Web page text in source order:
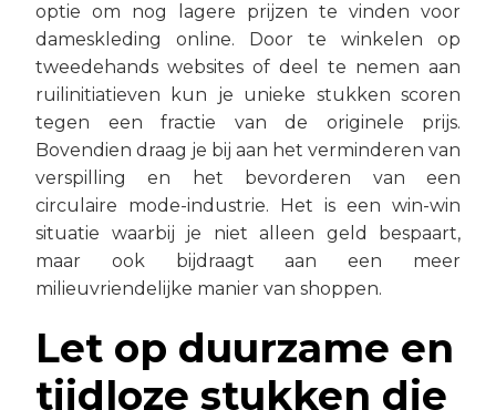
optie om nog lagere prijzen te vinden voor
dameskleding online. Door te winkelen op
tweedehands websites of deel te nemen aan
ruilinitiatieven kun je unieke stukken scoren
tegen een fractie van de originele prijs.
Bovendien draag je bij aan het verminderen van
verspilling en het bevorderen van een
circulaire mode-industrie. Het is een win-win
situatie waarbij je niet alleen geld bespaart,
maar ook bijdraagt aan een meer
milieuvriendelijke manier van shoppen.
Let op duurzame en
tijdloze stukken die